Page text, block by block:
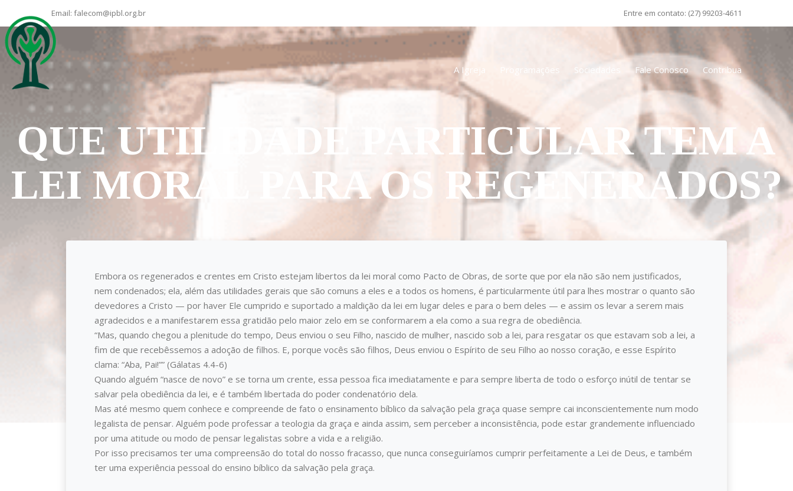
Email: falecom@ipbl.org.br Entre em contato: (27) 99203-4611
A Igreja Programações Sociedades Fale Conosco Contribua
QUE UTILIDADE PARTICULAR TEM A
LEI MORAL PARA OS REGENERADOS?
Embora os regenerados e crentes em Cristo estejam libertos da lei moral como Pacto de Obras, de sorte que por ela não são nem justificados,
nem condenados; ela, além das utilidades gerais que são comuns a eles e a todos os homens, é particularmente útil para lhes mostrar o quanto são
devedores a Cristo — por haver Ele cumprido e suportado a maldição da lei em lugar deles e para o bem deles — e assim os levar a serem mais
agradecidos e a manifestarem essa gratidão pelo maior zelo em se conformarem a ela como a sua regra de obediência.
“Mas, quando chegou a plenitude do tempo, Deus enviou o seu Filho, nascido de mulher, nascido sob a lei, para resgatar os que estavam sob a lei, a
fim de que recebêssemos a adoção de filhos. E, porque vocês são filhos, Deus enviou o Espírito de seu Filho ao nosso coração, e esse Espírito
clama: “Aba, Pai!”” (Gálatas 4.4-6)
Quando alguém “nasce de novo” e se torna um crente, essa pessoa fica imediatamente e para sempre liberta de todo o esforço inútil de tentar se
salvar pela obediência da lei, e é também libertada do poder condenatório dela.
Mas até mesmo quem conhece e compreende de fato o ensinamento bíblico da salvação pela graça quase sempre cai inconscientemente num modo
legalista de pensar. Alguém pode professar a teologia da graça e ainda assim, sem perceber a inconsistência, pode estar grandemente influenciado
por uma atitude ou modo de pensar legalistas sobre a vida e a religião.
Por isso precisamos ter uma compreensão do total do nosso fracasso, que nunca conseguiríamos cumprir perfeitamente a Lei de Deus, e também
ter uma experiência pessoal do ensino bíblico da salvação pela graça.